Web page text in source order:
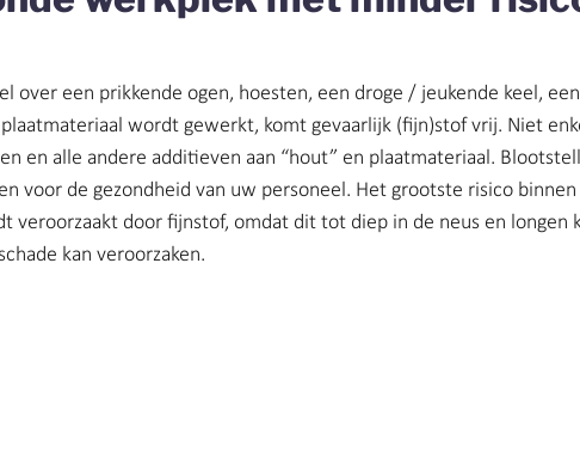
Stofbindende zeep Industrie | Clean Air Nederland
lasrook | Clean Air Nederland Slijpstof | Clean Air
over een prikkende ogen, hoesten, een droge / jeukende keel,
wordt gewerkt, komt gevaarlijk (fijn)stof vrij. Niet
en alle andere additieven aan “hout” en plaatmateriaal.
voor de gezondheid van uw personeel. Het grootste risico binnen
veroorzaakt door fijnstof, omdat dit tot diep in de neus en longen
kan veroorzaken.